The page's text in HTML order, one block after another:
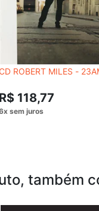
CD ROBERT MILES -
R$ 118,77
também